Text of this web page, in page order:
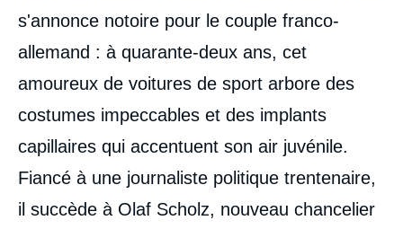
s'annonce notoire pour le couple franco-
allemand : à quarante-deux ans, cet
amoureux de voitures de sport arbore des
costumes impeccables et des implants
capillaires qui accentuent son air juvénile.
Fiancé à une journaliste politique trentenaire,
il succède à Olaf Scholz, nouveau chancelier